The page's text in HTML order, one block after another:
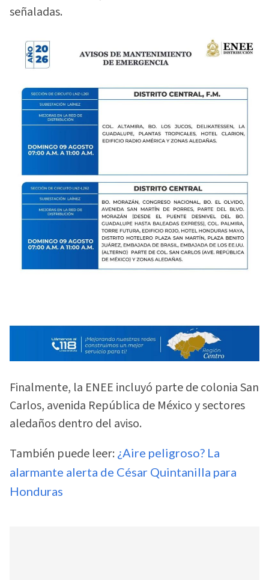
señaladas.
Finalmente, la ENEE incluyó parte de colonia San
Carlos, avenida República de México y sectores
aledaños dentro del aviso.
También puede leer: ¿Aire peligroso? La
alarmante alerta de César Quintanilla para
Honduras